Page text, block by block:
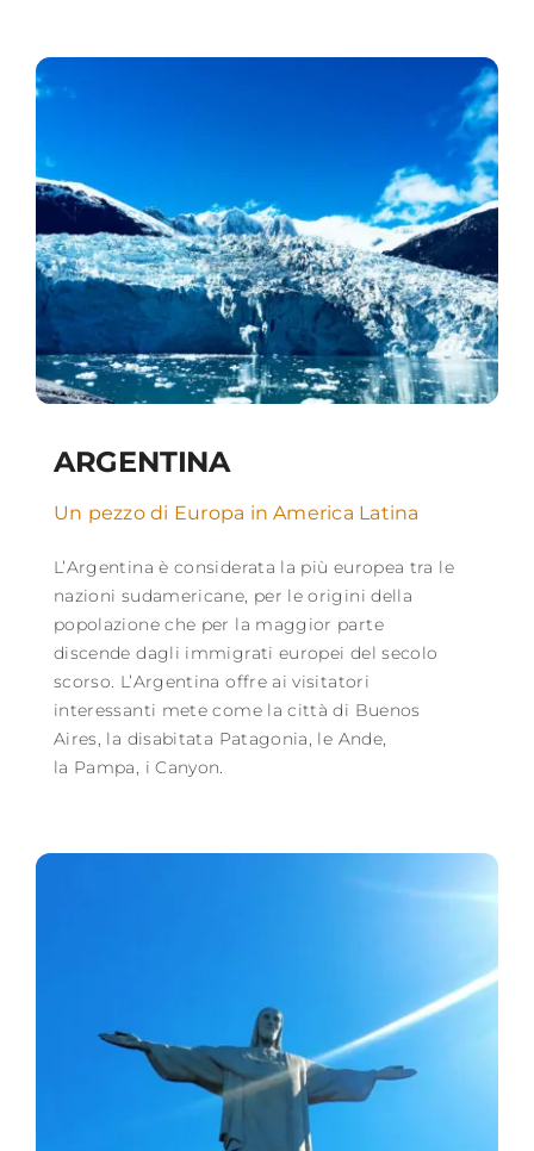
ARGENTINA
Un pezzo di Europa in America Latina
L’Argentina è considerata la più europea tra le
nazioni sudamericane, per le origini della
popolazione che per la maggior parte
discende dagli immigrati europei del secolo
scorso. L’Argentina offre ai visitatori
interessanti mete come la città di Buenos
Aires, la disabitata Patagonia, le Ande,
la Pampa, i Canyon.